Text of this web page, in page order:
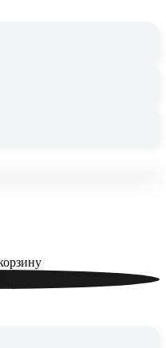
Awesome Pink, розовый